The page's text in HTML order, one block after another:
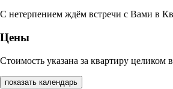
С нетерпением ждём встречи с Вами в
Цены
Стоимость указана за квартиру целиком
показать календарь